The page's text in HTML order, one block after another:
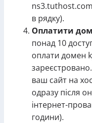
в рядку).
Оплатити
понад 10
оплати домен
ваш сайт на
одразу після
інтернет-
години).